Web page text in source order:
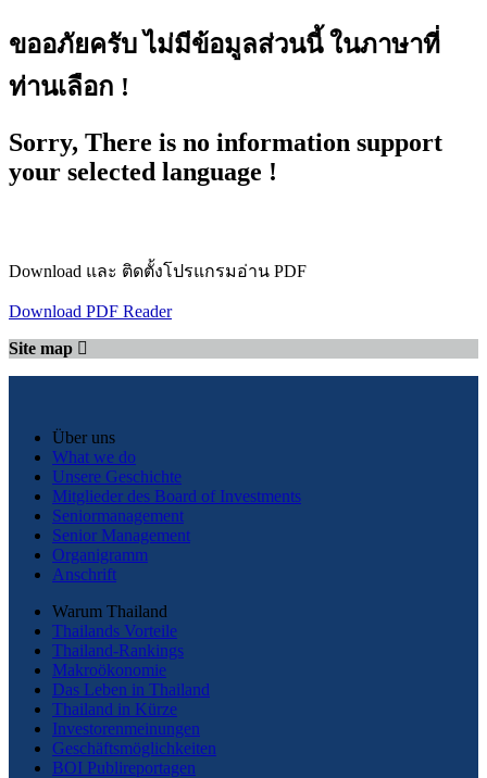
ขออภัยครับ ไม่มีข้อมูลส่วนนี้ ในภาษาที่
ท่านเลือก !
Sorry, There is no information support
your selected language !
Download และ ติดตั้งโปรแกรมอ่าน PDF
Download PDF Reader
Site map
Über uns
What we do
Unsere Geschichte
Mitglieder des Board of Investments
Seniormanagement
Senior Management
Organigramm
Anschrift
Warum Thailand
Thailands Vorteile
Thailand-Rankings
Makroökonomie
Das Leben in Thailand
Thailand in Kürze
Investorenmeinungen
Geschäftsmöglichkeiten
BOI Publireportagen